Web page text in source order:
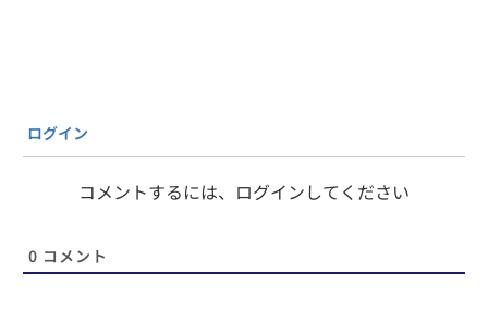
ログイン
コメントするには、ログインしてください
0 コメント